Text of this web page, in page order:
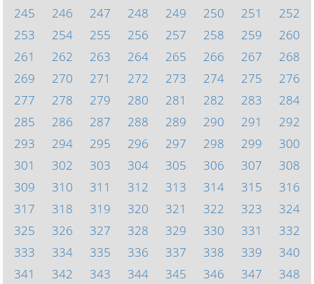
245
246 247 248 249 250 251
252
253
254 255 256 257 258 259
260
261
262 263 264 265 266 267
268
269
270 271 272 273 274 275
276
277
278 279 280 281 282 283
284
285
286 287 288 289 290 291
292
293
294 295 296 297 298 299
300
301
302 303 304 305 306 307
308
309
310 311 312 313 314 315
316
317
318 319 320 321 322 323
324
325
326 327 328 329 330 331
332
333
334 335 336 337 338 339
340
341
342 343 344 345 346 347 348